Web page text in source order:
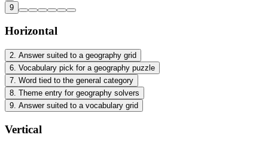
9
Horizontal
2. Answer suited to a geography grid
6. Vocabulary pick for a geography puzzle
7. Word tied to the general category
8. Theme entry for geography solvers
9. Answer suited to a vocabulary grid
Vertical